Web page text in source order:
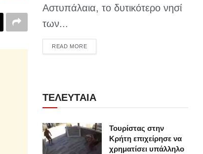
Αστυπάλαια, το δυτικότερο νησί
των...
READ MOREDETAILS
ΤΕΛΕΥΤΑΙΑ
Τουρίστας στην
Κρήτη επιχείρησε να
χρηματίσει υπάλληλο